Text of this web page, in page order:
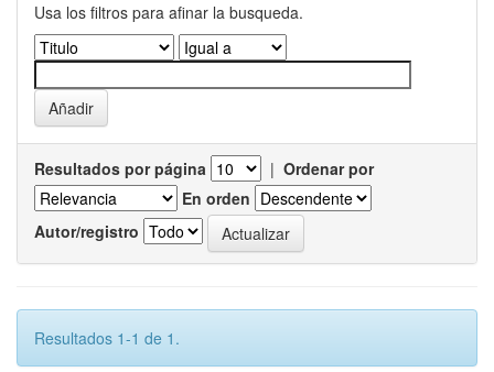
Usa los filtros para afinar la busqueda.
Resultados por página | Ordenar por
En orden
Autor/registro
Resultados 1-1 de 1.